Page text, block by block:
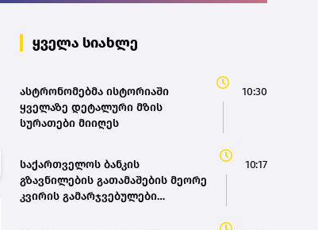
ყველა სიახლე
ასტრონომებმა ისტორიაში
ყველაზე დეტალური მზის
სურათები მიიღეს
10:30
საქართველოს ბანკის
გზავნილების გათამაშების მეორე
კვირის გამარჯვებულები
10:17